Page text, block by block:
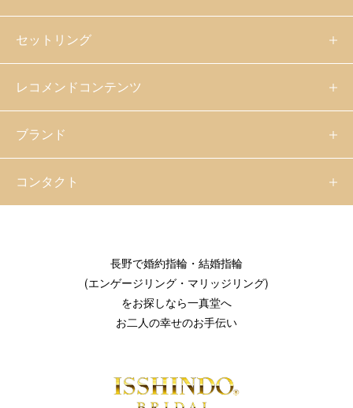
セットリング
レコメンドコンテンツ
ブランド
コンタクト
長野で婚約指輪・結婚指輪
(エンゲージリング・マリッジリング)
をお探しなら一真堂へ
お二人の幸せのお手伝い